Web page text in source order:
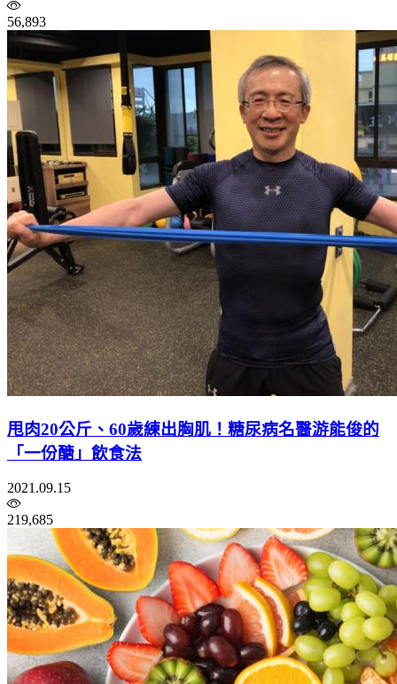
56,893
甩肉20公斤、60歲練出胸肌！糖尿病名醫游能俊的
「一份醣」飲食法
2021.09.15
219,685